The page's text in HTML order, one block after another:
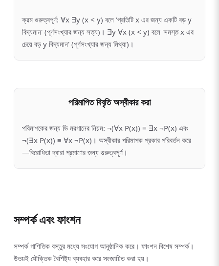
ক্রম গুরুত্বপূর্ণ: ∀x ∃y (x < y) বলে 'প্রতিটি x এর জন্য একটি বড় y
বিদ্যমান' (পূর্ণসংখ্যার জন্য সত্য)। ∃y ∀x (x < y) বলে 'সমস্ত x এর
চেয়ে বড় y বিদ্যমান' (পূর্ণসংখ্যার জন্য মিথ্যা)।
পরিমাপিত বিবৃতি অস্বীকার করা
পরিমাপকের জন্য ডি মরগানের নিয়ম: ¬(∀x P(x)) ≡ ∃x ¬P(x) এবং
¬(∃x P(x)) ≡ ∀x ¬P(x)। অস্বীকার পরিমাপক প্রকার পরিবর্তন করে
—বিরোধিতা দ্বারা প্রমাণের জন্য গুরুত্বপূর্ণ।
সম্পর্ক এবং ফাংশন
সম্পর্ক গাণিতিক বস্তুর মধ্যে সংযোগ আনুষ্ঠানিক করে। ফাংশন বিশেষ সম্পর্ক।
উভয়ই যৌক্তিক বৈশিষ্ট্য ব্যবহার করে সংজ্ঞায়িত করা হয়।